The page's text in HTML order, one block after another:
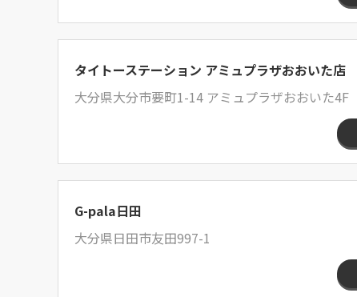
タイトーステーション アミュプラザおおいた店
大分県大分市要町1-14 アミュプラザおおいた4F
G-pala日田
大分県日田市友田997-1